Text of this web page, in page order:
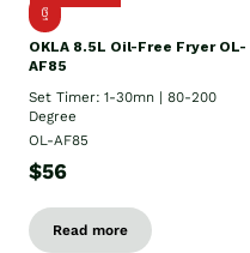
ថ្មី
OKLA 8.5L Oil-Free Fryer OL-
AF85
Set Timer: 1-30mn | 80-200
Degree
OL-AF85
$56
Read more